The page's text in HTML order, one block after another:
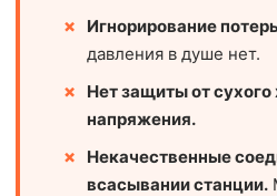
Игнорирование
давления в душе нет.
Нет защиты от
напряжения.
Некачественные
всасывании станции.